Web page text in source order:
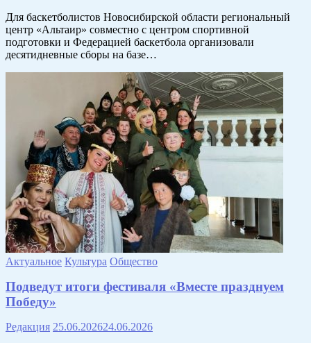
Для баскетболистов Новосибирской области региональный
центр «Альтаир» совместно с центром спортивной
подготовки и Федерацией баскетбола организовали
десятидневные сборы на базе…
Актуальное Культура Общество
Подведут итоги фестиваля «Вместе празднуем
Победу»
Редакция 25.06.202624.06.2026